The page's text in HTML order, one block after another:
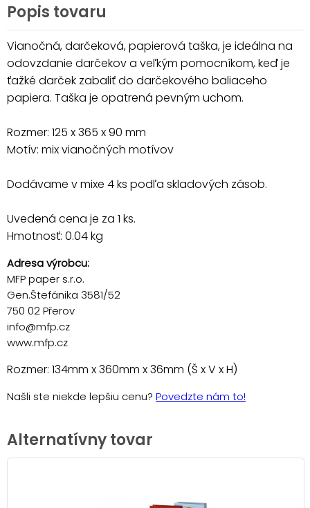
Popis tovaru
Vianočná, darčeková, papierová taška, je ideálna na
odovzdanie darčekov a veľkým pomocníkom, keď je
ťažké darček zabaliť do darčekového baliaceho
papiera. Taška je opatrená pevným uchom.
Rozmer: 125 x 365 x 90 mm
Motív: mix vianočných motívov
Dodávame v mixe 4 ks podľa skladových zásob.
Uvedená cena je za 1 ks.
Hmotnosť: 0.04 kg
Adresa výrobcu:
MFP paper s.r.o.
Gen.Štefánika 3581/52
750 02 Přerov
info@mfp.cz
www.mfp.cz
Rozmer: 134mm x 360mm x 36mm (Š x V x H)
Našli ste niekde lepšiu cenu? Povedzte nám to!
Alternatívny tovar